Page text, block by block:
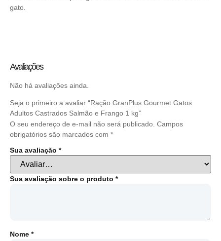
gato.
Avaliações
Não há avaliações ainda.
Seja o primeiro a avaliar “Ração GranPlus Gourmet Gatos
Adultos Castrados Salmão e Frango 1 kg”
O seu endereço de e-mail não será publicado. Campos
obrigatórios são marcados com *
Sua avaliação *
Sua avaliação sobre o produto *
Nome *